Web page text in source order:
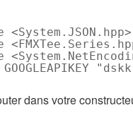
dans votre